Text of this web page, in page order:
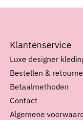
Klantenservice
Luxe designer
Bestellen &
Betaalmethoden
Contact
Algemene